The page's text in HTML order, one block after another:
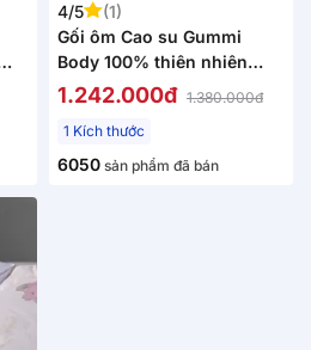
4/5
(1)
Gối ôm Cao su Gummi
Body 100% thiên nhiên
thoáng mát
1.242.000đ 1.380.000đ
1 Kích thước
6050 sản phẩm đã bán